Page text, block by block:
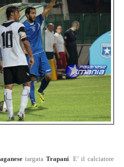
targata Trapani . E’ il calciatore